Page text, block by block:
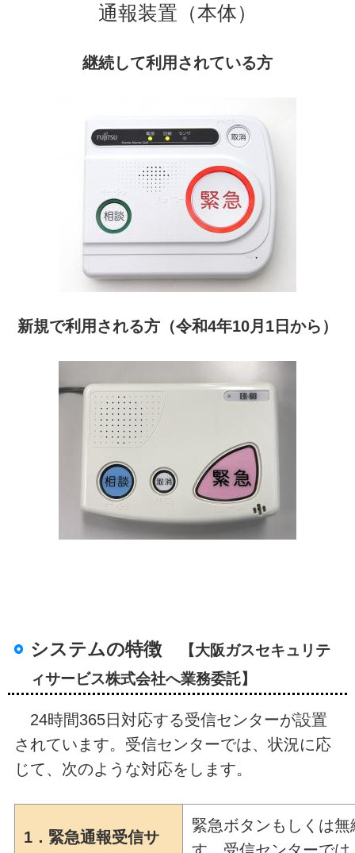
通報装置（本体）
継続して利用されている方
新規で利用される方（令和4年10月1日から）
システムの特徴 【大阪ガスセキュリテ
ィサービス株式会社へ業務委託】
24時間365日対応する受信センターが設置
されています。受信センターでは、状況に応
じて、次のような対応をします。
1．緊急通報受信サ
緊急ボタンもしくは